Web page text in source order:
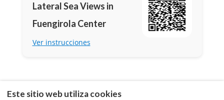
Lateral Sea Views in
Fuengirola Center
Ver instrucciones
Este sitio web utiliza cookies